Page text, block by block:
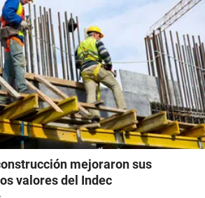
mejoraron sus
valores del Indec